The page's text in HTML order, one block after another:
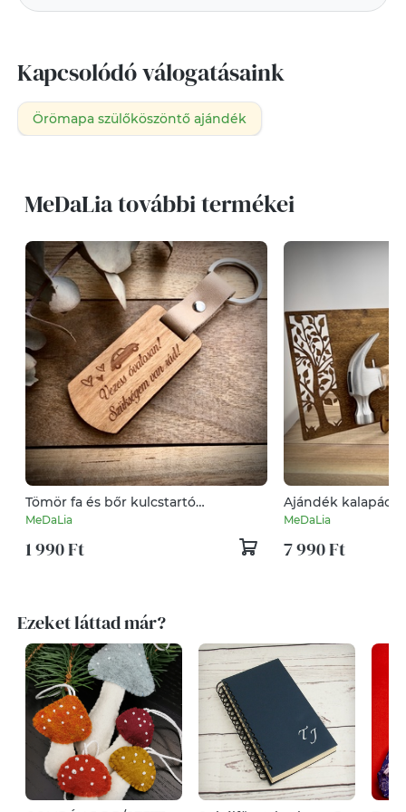
Kapcsolódó válogatásaink
Örömapa szülőköszöntő ajándék
MeDaLia további termékei
Tömör fa és bőr kulcstartó
tetszőleges gravírozással
MeDaLia
1 990 Ft
Ajándék kalapács
gravírozott nyelű
MeDaLia
7 990 Ft
Ezeket láttad már?